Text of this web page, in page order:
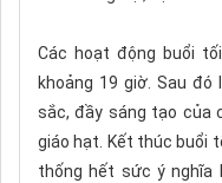
Các hoạt động buổi
khoảng 19 giờ. Sau
sắc, đầy sáng tạo của
giáo hạt. Kết thúc buổi
thống hết sức ý nghĩa